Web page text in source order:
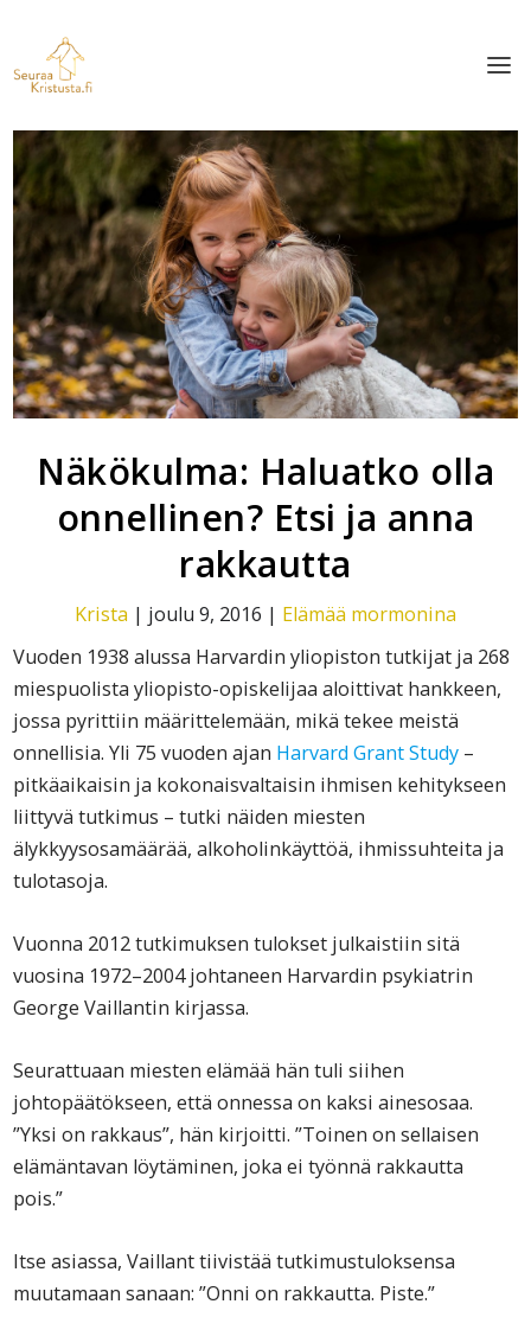
Näkökulma: Haluatko olla
onnellinen? Etsi ja anna
rakkautta
Krista | joulu 9, 2016 | Elämää mormonina
Vuoden 1938 alussa Harvardin yliopiston tutkijat ja 268
miespuolista yliopisto-opiskelijaa aloittivat hankkeen,
jossa pyrittiin määrittelemään, mikä tekee meistä
onnellisia. Yli 75 vuoden ajan Harvard Grant Study –
pitkäaikaisin ja kokonaisvaltaisin ihmisen kehitykseen
liittyvä tutkimus – tutki näiden miesten
älykkyysosamäärää, alkoholinkäyttöä, ihmissuhteita ja
tulotasoja.
Vuonna 2012 tutkimuksen tulokset julkaistiin sitä
vuosina 1972–2004 johtaneen Harvardin psykiatrin
George Vaillantin kirjassa.
Seurattuaan miesten elämää hän tuli siihen
johtopäätökseen, että onnessa on kaksi ainesosaa.
”Yksi on rakkaus”, hän kirjoitti. ”Toinen on sellaisen
elämäntavan löytäminen, joka ei työnnä rakkautta
pois.”
Itse asiassa, Vaillant tiivistää tutkimustuloksensa
muutamaan sanaan: ”Onni on rakkautta. Piste.”